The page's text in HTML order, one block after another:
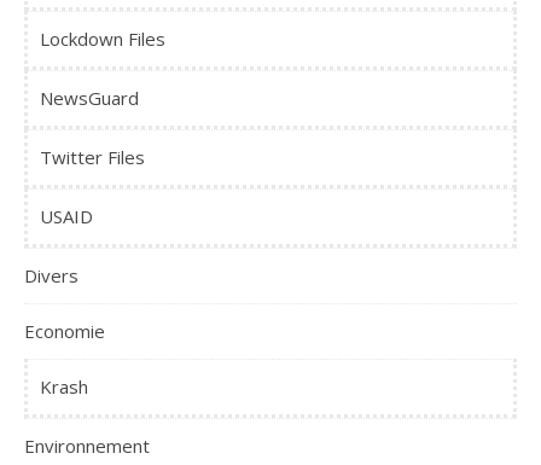
Lockdown Files
NewsGuard
Twitter Files
USAID
Divers
Economie
Krash
Environnement